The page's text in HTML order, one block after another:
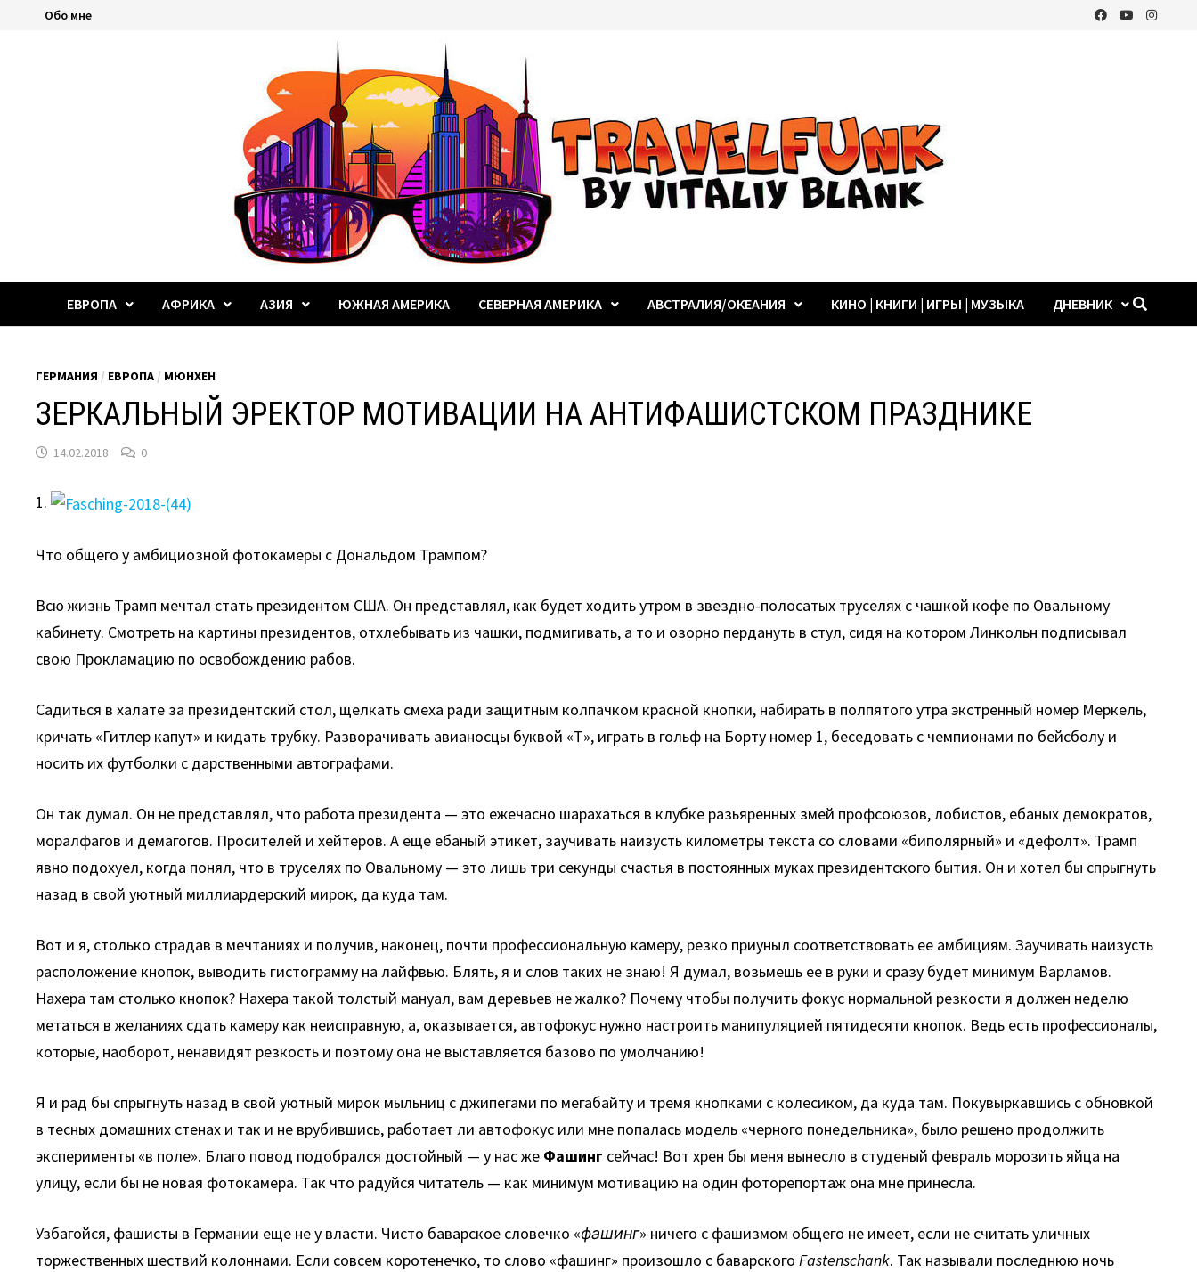
ПерейтиОбо мне
ЕВРОПА АФРИКА АЗИЯ ЮЖНАЯ АМЕРИКА СЕВЕРНАЯ АМЕРИКА АВСТРАЛИЯ/ОКЕАНИЯ КИНО | КНИГИ | ИГРЫ | МУЗЫКА ДНЕВНИК
ГЕРМАНИЯ / ЕВРОПА / МЮНХЕН
ЗЕРКАЛЬНЫЙ ЭРЕКТОР МОТИВАЦИИ НА АНТИФАШИСТСКОМ ПРАЗДНИКЕ
14.02.2018 0
1.
Что общего у амбициозной фотокамеры с Дональдом Трампом?
Всю жизнь Трамп мечтал стать президентом США. Он представлял, как будет ходить утром в звездно-полосатых труселях с чашкой кофе по Овальному
кабинету. Смотреть на картины президентов, отхлебывать из чашки, подмигивать, а то и озорно пердануть в стул, сидя на котором Линкольн подписывал
свою Прокламацию по освобождению рабов.
Садиться в халате за президентский стол, щелкать смеха ради защитным колпачком красной кнопки, набирать в полпятого утра экстренный номер Меркель,
кричать «Гитлер капут» и кидать трубку. Разворачивать авианосцы буквой «Т», играть в гольф на Борту номер 1, беседовать с чемпионами по бейсболу и
носить их футболки с дарственными автографами.
Он так думал. Он не представлял, что работа президента — это ежечасно шарахаться в клубке разьяренных змей профсоюзов, лобистов, ебаных демократов,
моралфагов и демагогов. Просителей и хейтеров. А еще ебаный этикет, заучивать наизусть километры текста со словами «биполярный» и «дефолт». Трамп
явно подохуел, когда понял, что в труселях по Овальному — это лишь три секунды счастья в постоянных муках президентского бытия. Он и хотел бы спрыгнуть
назад в свой уютный миллиардерский мирок, да куда там.
Вот и я, столько страдав в мечтаниях и получив, наконец, почти профессиональную камеру, резко приуныл соответствовать ее амбициям. Заучивать наизусть
расположение кнопок, выводить гистограмму на лайфвью. Блять, я и слов таких не знаю! Я думал, возьмешь ее в руки и сразу будет минимум Варламов.
Нахера там столько кнопок? Нахера такой толстый мануал, вам деревьев не жалко? Почему чтобы получить фокус нормальной резкости я должен неделю
метаться в желаниях сдать камеру как неисправную, а, оказывается, автофокус нужно настроить манипуляцией пятидесяти кнопок. Ведь есть профессионалы,
которые, наоборот, ненавидят резкость и поэтому она не выставляется базово по умолчанию!
Я и рад бы спрыгнуть назад в свой уютный мирок мыльниц с джипегами по мегабайту и тремя кнопками с колесиком, да куда там. Покувыркавшись с обновкой
в тесных домашних стенах и так и не врубившись, работает ли автофокус или мне попалась модель «черного понедельника», было решено продолжить
эксперименты «в поле». Благо повод подобрался достойный — у нас же Фашинг сейчас! Вот хрен бы меня вынесло в студеный февраль морозить яйца на
улицу, если бы не новая фотокамера. Так что радуйся читатель — как минимум мотивацию на один фоторепортаж она мне принесла.
Узбагойся, фашисты в Германии еще не у власти. Чисто баварское словечко «фашинг» ничего с фашизмом общего не имеет, если не считать уличных
торжественных шествий колоннами. Если совсем коротенечко, то слово «фашинг» произошло с баварскогоFastenschank. Так называли последнюю ночь